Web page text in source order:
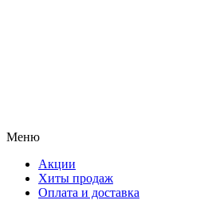
Меню
Акции
Хиты продаж
Оплата и доставка